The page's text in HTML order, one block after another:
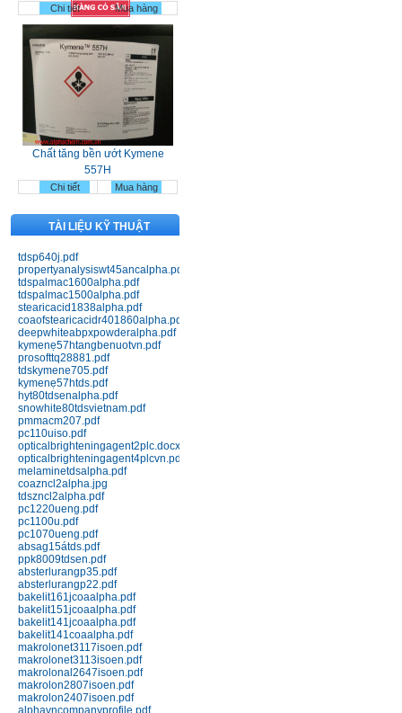
Chất tăng bền ướt Kymene
557H
Nhựa Bakelit 141; 141J black;
151J black; 151J red
Chi tiết Mua hàng
Nhựa Phenolic 141 (Bakelit) ép
đứng
Chi tiết
Nhựa Phenolic 141J (Bakelit) ép
phun
Chi tiết Mua hàng
TÀI LIỆU KỸ THUẬT
tdsp640j.pdf
propertyanalysiswt45ancalpha.pdf
tdspalmac1600alpha.pdf
tdspalmac1500alpha.pdf
stearicacid1838alpha.pdf
coaofstearicacidr401860alpha.pdf
deepwhiteabpxpowderalpha.pdf
kymenẹ57htangbenuotvn.pdf
prosofttq28881.pdf
tdskymene705.pdf
kymenẹ57htds.pdf
hyt80tdsenalpha.pdf
snowhite80tdsvietnam.pdf
pmmacm207.pdf
pc110uiso.pdf
opticalbrighteningagent2plc.docx
opticalbrighteningagent4plcvn.pdf
melaminetdsalpha.pdf
coazncl2alpha.jpg
tdszncl2alpha.pdf
pc1220ueng.pdf
pc1100u.pdf
pc1070ueng.pdf
absag15átds.pdf
ppk8009tdsen.pdf
absterlurangp35.pdf
absterlurangp22.pdf
bakelit161jcoaalpha.pdf
bakelit151jcoaalpha.pdf
bakelit141jcoaalpha.pdf
bakelit141coaalpha.pdf
makrolonet3117isoen.pdf
makrolonet3113isoen.pdf
makrolonal2647isoen.pdf
makrolon2807isoen.pdf
makrolon2407isoen.pdf
alphavncompanyprofile.pdf